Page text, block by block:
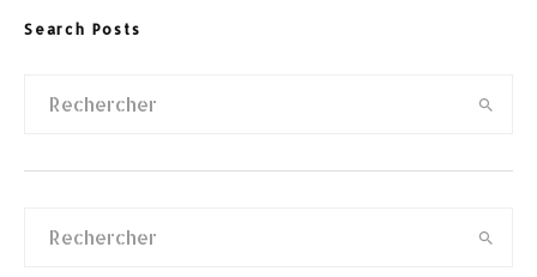
Search Posts